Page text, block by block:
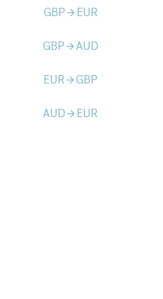
GBParrow_forward EUR
GBParrow_forwardAUD
EURarrow_forward GBP
AUDarrow_forward EUR